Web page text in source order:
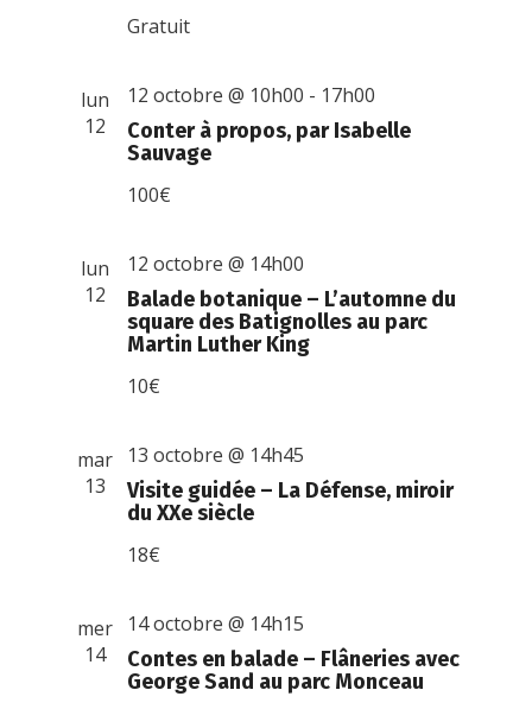
Gratuit
lun
12
Conter à propos, par Isabelle
Sauvage
12 octobre @ 10h00 - 17h00
100€
lun
12
Balade botanique – L’automne du
square des Batignolles au parc
Martin Luther King
12 octobre @ 14h00
10€
mar
13
Visite guidée – La Défense, miroir
du XXe siècle
13 octobre @ 14h45
18€
mer
14
Contes en balade – Flâneries avec
George Sand au parc Monceau
14 octobre @ 14h15